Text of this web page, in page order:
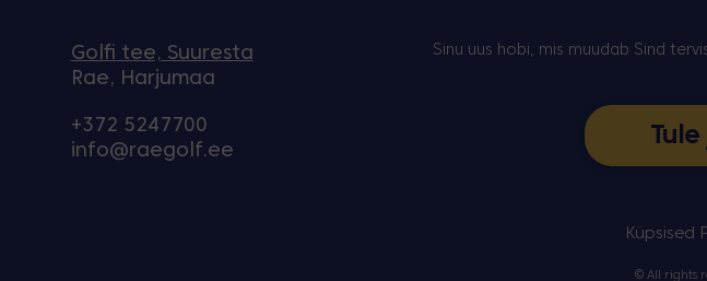
Golfi tee, Suuresta
Rae, Harjumaa
+372 5247700
info@raegolf.ee
Sinu uus hobi, mis muudab Sind
Küpsised
© All rights